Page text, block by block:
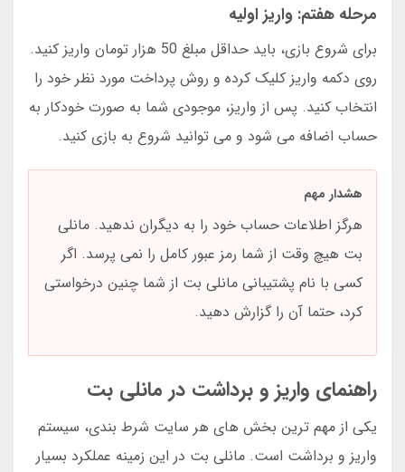
مرحله هفتم: واریز اولیه
برای شروع بازی، باید حداقل مبلغ 50 هزار تومان واریز کنید.
روی دکمه واریز کلیک کرده و روش پرداخت مورد نظر خود را
انتخاب کنید. پس از واریز، موجودی شما به صورت خودکار به
حساب اضافه می شود و می توانید شروع به بازی کنید.
هشدار مهم
هرگز اطلاعات حساب خود را به دیگران ندهید. مانلی
بت هیچ وقت از شما رمز عبور کامل را نمی پرسد. اگر
کسی با نام پشتیبانی مانلی بت از شما چنین درخواستی
کرد، حتما آن را گزارش دهید.
راهنمای واریز و برداشت در مانلی بت
یکی از مهم ترین بخش های هر سایت شرط بندی، سیستم
واریز و برداشت است. مانلی بت در این زمینه عملکرد بسیار